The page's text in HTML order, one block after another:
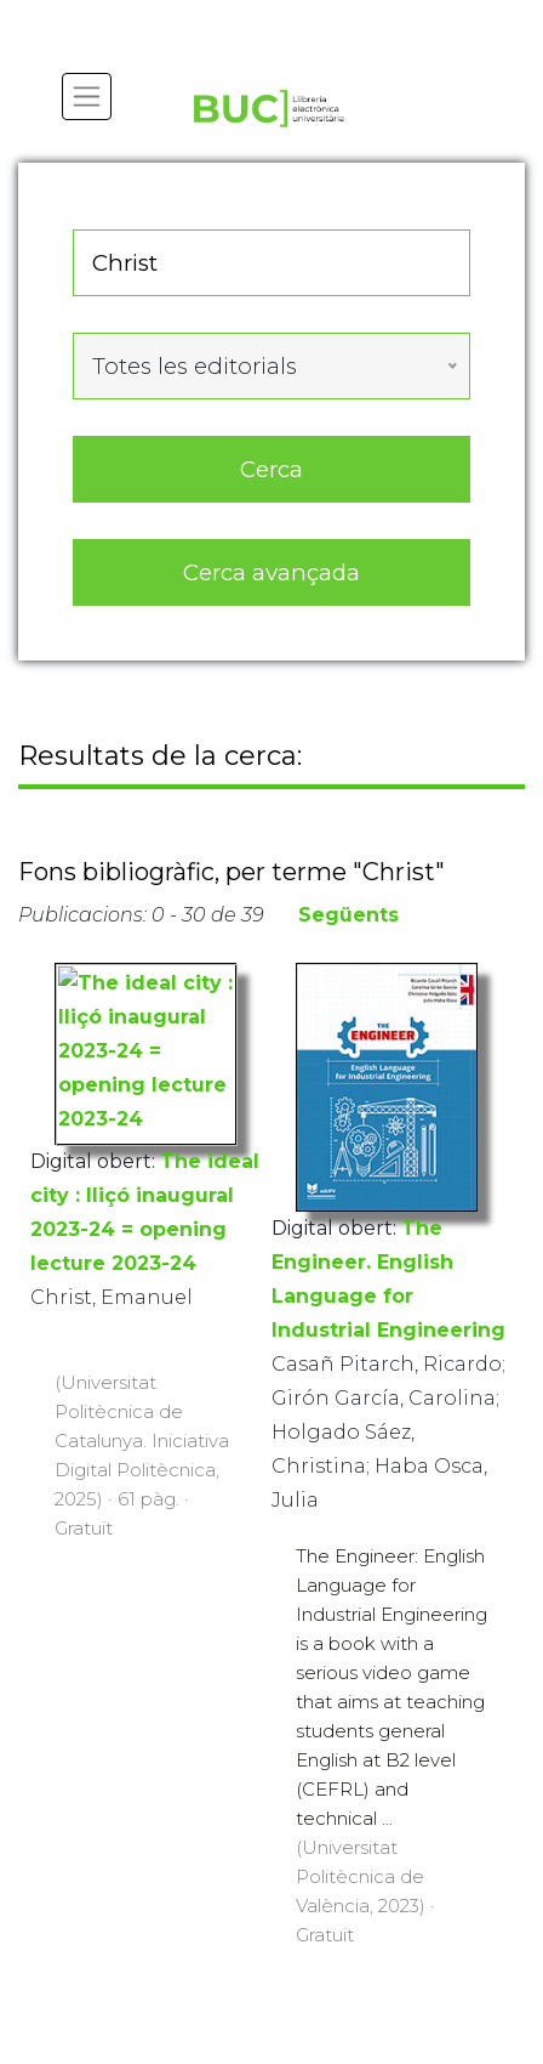
Totes les editorials
Cerca
Cerca avançada
Resultats de la cerca:
Fons bibliogràfic, per terme "Christ"
Publicacions: 0 - 30 de 39 Següents
Digital obert: The ideal
city : lliçó inaugural
2023-24 = opening
lecture 2023-24
Christ, Emanuel
(Universitat
Politècnica de
Catalunya. Iniciativa
Digital Politècnica,
2025) · 61 pàg. ·
Gratuït
Digital obert: The
Engineer. English
Language for
Industrial Engineering
Casañ Pitarch, Ricardo;
Girón García, Carolina;
Holgado Sáez,
Christina; Haba Osca,
Julia
The Engineer: English
Language for
Industrial Engineering
is a book with a
serious video game
that aims at teaching
students general
English at B2 level
(CEFRL) and
technical ...
(Universitat
Politècnica de
València, 2023) ·
Gratuït